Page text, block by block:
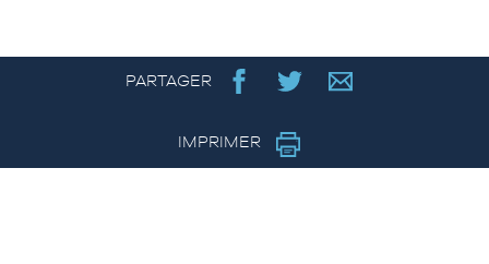
PARTAGER
IMPRIMER